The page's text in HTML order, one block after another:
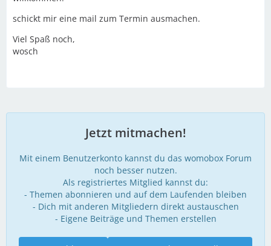
schickt mir eine mail zum Termin ausmachen.
Viel Spaß noch,
wosch
Jetzt mitmachen!
Mit einem Benutzerkonto kannst du das womobox Forum
noch besser nutzen.
Als registriertes Mitglied kannst du:
- Themen abonnieren und auf dem Laufenden bleiben
- Dich mit anderen Mitgliedern direkt austauschen
- Eigene Beiträge und Themen erstellen